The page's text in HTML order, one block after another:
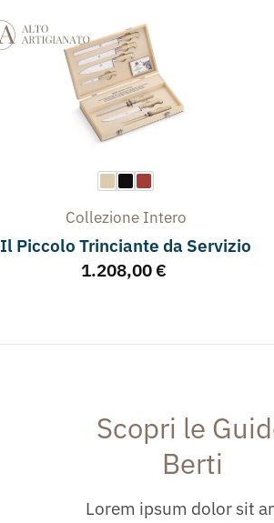
Collezione Intero
Il Piccolo Trinciante da Servizio
1.208,00 €
Scopri le
Berti
Lorem ipsum dolor sit